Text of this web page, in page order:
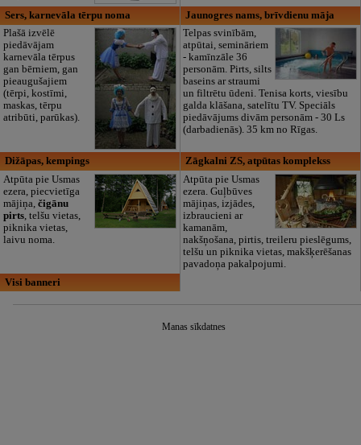
Sers, karnevāla tērpu noma
Plašā izvēlē
piedāvājam
karnevāla tērpus
gan bērniem, gan
pieaugušajiem
(tērpi, kostīmi,
maskas, tērpu
atribūti, parūkas).
Jaunogres nams, brīvdienu māja
Telpas svinībām,
atpūtai, semināriem
- kamīnzāle 36
personām. Pirts, silts
baseins ar straumi
un filtrētu ūdeni. Tenisa korts, viesību
galda klāšana, satelītu TV. Speciāls
piedāvājums divām personām - 30 Ls
(darbadienās). 35 km no Rīgas.
Dižāpas, kempings
Atpūta pie Usmas
ezera, piecvietīga
mājiņa, čigānu
pirts, telšu vietas,
piknika vietas,
laivu noma.
Zāgkalni ZS, atpūtas komplekss
Atpūta pie Usmas
ezera. Guļbūves
mājiņas, izjādes,
izbraucieni ar
kamanām,
nakšņošana, pirtis, treileru pieslēgums,
telšu un piknika vietas, makšķerēšanas
pavadoņa pakalpojumi.
Visi banneri
Manas sīkdatnes